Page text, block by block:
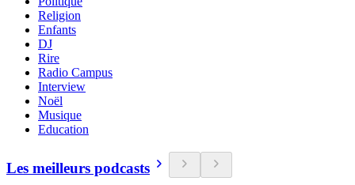
Religion
Enfants
DJ
Rire
Radio Campus
Interview
Noël
Musique
Education
Les meilleurs podcasts